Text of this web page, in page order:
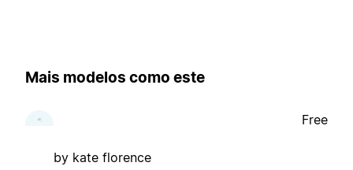
Mais modelos como este
by kate florence
Free